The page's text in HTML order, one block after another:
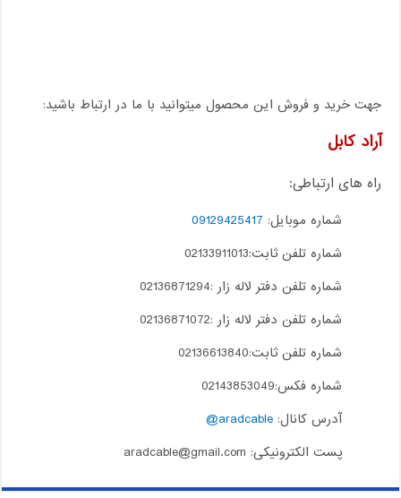
جهت خرید و فروش این محصول میتوانید با ما در ارتباط باشید:
آراد کابل
راه های ارتباطی:
شماره موبایل: 09129425417
شماره تلفن ثابت:02133911013
شماره تلفن دفتر لاله زار :02136871294
شماره تلفن دفتر لاله زار :02136871072
شماره تلفن ثابت:02136613840
شماره فکس:02143853049
آدرس کانال:aradcable@
پست الکترونیکی: aradcable@gmail.com